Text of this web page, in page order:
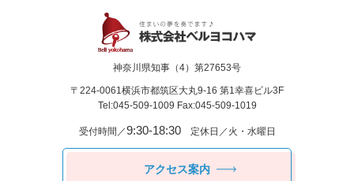
神奈川県知事（4）第27653号
〒224-0061横浜市都筑区⼤丸9-16 第1幸喜ビル3F
Tel:045-509-1009 Fax:045-509-1019
受付時間／9:30-18:30定休日／火・水曜日
アクセス案内